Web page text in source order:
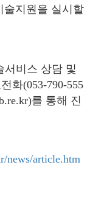
술지원을 실시할
서비스 상담 및
화(053-790-555
를 통해 진
news/article.htm